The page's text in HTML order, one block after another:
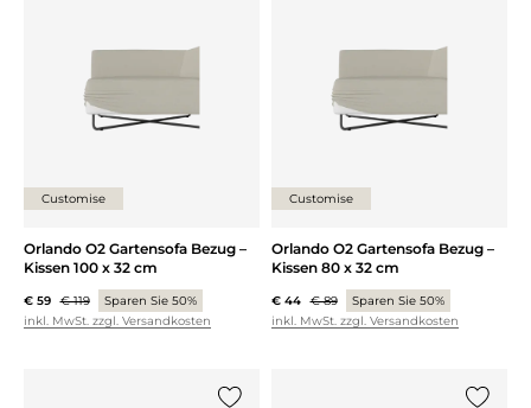
Customise
Orlando O2 Gartensofa Bezug –
Kissen 100 x 32 cm
€ 59 € 119
Sparen Sie 50%
inkl. MwSt. zzgl. Versandkosten
Customise
Orlando O2 Gartensofa Bezug –
Kissen 80 x 32 cm
€ 44 € 89
Sparen Sie 50%
inkl. MwSt. zzgl. Versandkosten